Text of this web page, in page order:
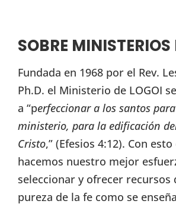
SOBRE MINISTERIOS
Fundada en 1968 por el Rev.
Ph.D. el Ministerio de LOGOI
a “perfeccionar a los santos
ministerio, para la edificación
Cristo,” (Efesios 4:12). Con
hacemos nuestro mejor
seleccionar y ofrecer recursos
pureza de la fe como se